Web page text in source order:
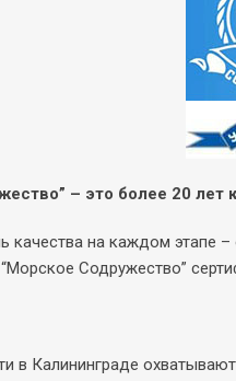
– это более 20 лет
качества на каждом этапе
Содружество”
в Калининграде